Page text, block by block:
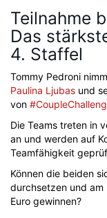
Teilnahme
Das
4. Staffel
Tommy Pedroni
Paulina Ljubas und
von
Die Teams treten in
an und werden auf
Teamfähigkeit
Können die beiden
durchsetzen und am
Euro gewinnen?